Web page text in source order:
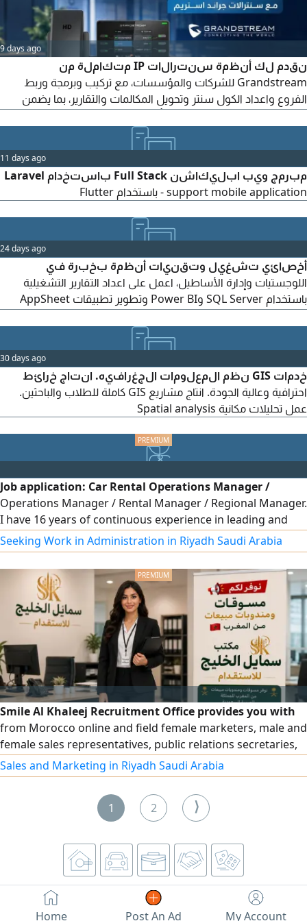
9 days ago
نقدم لك أنظمة سنترالات IP متكاملة من
Grandstream للشركات والمؤسسات، مع تركيب وبرمجة وربط
الفروع واعداد الكول سنتر وتحويل المكالمات والتقارير، بما يضمن
كول سنتر ربط فروع برمجة تحويلات دعم فني وصيانة اتحاد الرائدة
لحلول تقنية المعلومات والاتصالات للتواصل والاستفسار
11 days ago
مبرمج ويب ابليكاشن Full Stack باستخدام Laravel
- support mobile application باستخدام Flutter
24 days ago
أخصائي تشغيل وتقنيات أنظمة بخبرة في
اللوجستيات وإدارة الأساطيل، اعمل على اعداد التقارير التشغيلية
باستخدام SQL Server وPower BI وتطوير تطبيقات AppSheet
والشبكات وأنظمة ERP وتحليل بيانات الرحلات والصيانة والوقود
والايرادات
30 days ago
خدمات GIS نظم المعلومات الجغرافيه. انتاج خرائط
احترافية وعالية الجودة. انتاج مشاريع GIS كاملة للطلاب والباحثين.
عمل تحليلات مكانية Spatial analysis
Job application: Car Rental Operations Manager /
Operations Manager / Rental Manager / Regional Manager.
I have 16 years of continuous experience in leading and
developing car rental operations, increasing profits by
improving operational mechanisms such as collections
and reducing delinquency rates. I have extensive
experience in operations management, opening new
branches, and ensuring fast fleet turnover in coordination
with the maintenance and accident departments. Based in
Riyadh.
Seeking Work in Administration in Riyadh Saudi Arabia
Smile Al Khaleej Recruitment Office provides you with
from Morocco online and field female marketers, male and
female sales representatives, public relations secretaries,
and all male and female employees in the secretarial field
with high efficiency. For requests, please contact us via our
Sales and Marketing in Riyadh Saudi Arabia
1 2 ⟩
Home Post An Ad My Account